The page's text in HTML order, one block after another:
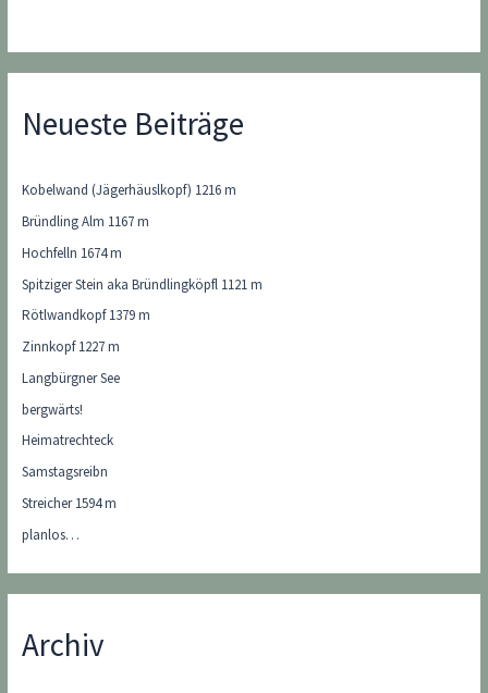
Neueste Beiträge
Kobelwand (Jägerhäuslkopf) 1216 m
Bründling Alm 1167 m
Hochfelln 1674 m
Spitziger Stein aka Bründlingköpfl 1121 m
Rötlwandkopf 1379 m
Zinnkopf 1227 m
Langbürgner See
bergwärts!
Heimatrechteck
Samstagsreibn
Streicher 1594 m
planlos…
Archiv